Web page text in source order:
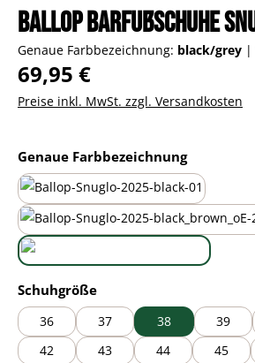
Ballop Barfußschuhe
Genaue Farbbezeichnung: black/grey |
Regulärer Preis:
69,95 €
Preise inkl. MwSt. zzgl. Versandkosten
Genaue Farbbezeichnungauswählen
black/brown
black/grey
Schuhgrößeauswählen
36 37 38 39
42
43 44 45